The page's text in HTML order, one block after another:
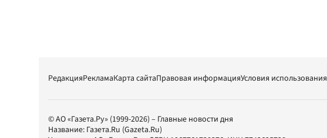
РедакцияРекламаКарта сайтаПравовая информацияУсловия использования
© АО «Газета.Ру» (1999-2026) – Главные новости дня
Название: Газета.Ru (Gazeta.Ru)